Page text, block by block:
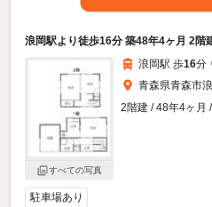
浪岡駅より徒歩16分 築48年4ヶ月 2階
すべての写真
浪岡駅 歩16分
青森県青森市
2階建 / 48年4ヶ月
駐車場あり